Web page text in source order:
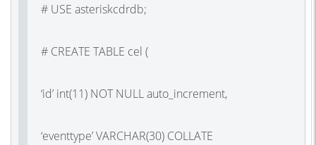
# USE asteriskcdrdb;
# CREATE TABLE cel (
‘id’ int(11) NOT NULL auto_increment,
‘eventtype’ VARCHAR(30) COLLATE